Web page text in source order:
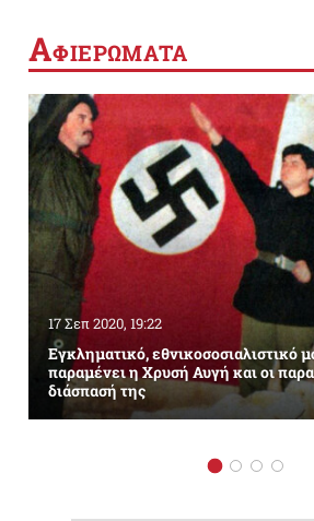
ΑΦΙΕΡΩΜΑΤΑ
17 Σεπ 2020, 19:22
Εγκληματικό, εθνικοσοσιαλιστικό
παραμένει η Χρυσή Αυγή και οι
διάσπασή της